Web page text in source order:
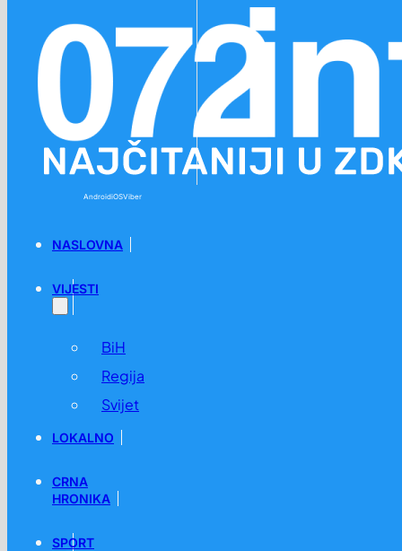
AndroidiOSViber
NASLOVNA
VIJESTI
BiH
Regija
Svijet
LOKALNO
CRNA
HRONIKA
SPORT